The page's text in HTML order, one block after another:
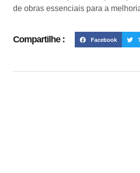
de obras essenciais para a
Compartilhe : Facebook